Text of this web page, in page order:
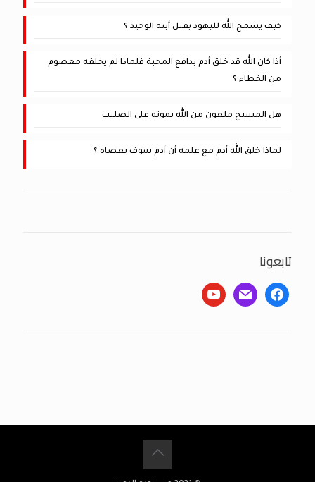
كيف يسمح الله لليهود بقتل أبنه الوحيد ؟
أذا كان الله قد خلق أدم بدافع المحبة فلماذا لم يخلقه معصوم
من الخطاء ؟
هل المسيح ملعون من الله بموته على الصليب
لماذا خلق الله أدم مع علمه أن أدم سوف يعصاه ؟
تابعونا
facebook
mail
youtube